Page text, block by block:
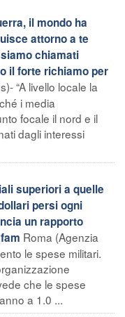
il mondo ha
attorno a te
chiamati
il forte richiamo per
“A livello locale la
i media
focale il nord e il
dagli interessi
superiori a quelle
persi ogni
un rapporto
Roma (Agenzia
le spese militari.
che le spese
a 1.0 ...